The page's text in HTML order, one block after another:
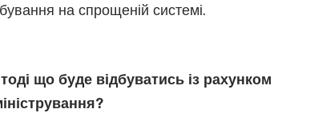
на спрощеній системі.
що буде відбуватись із рахунком